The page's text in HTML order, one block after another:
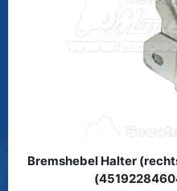
Bremshebel Halter